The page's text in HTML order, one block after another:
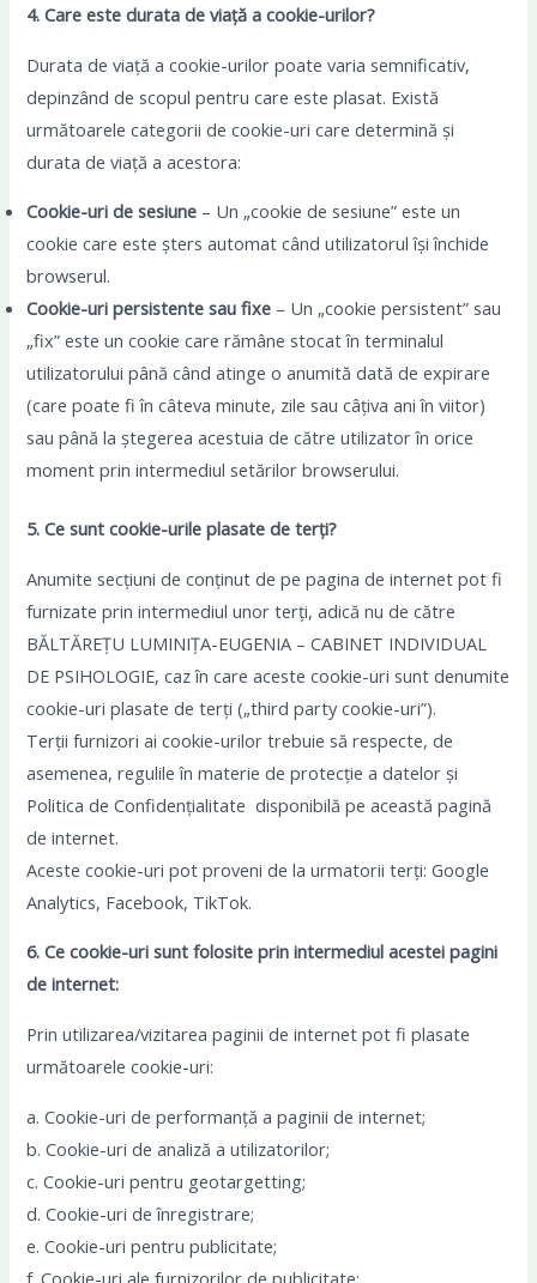
4. Care este durata de viață a cookie-urilor?
Durata de viață a cookie-urilor poate varia semnificativ,
depinzând de scopul pentru care este plasat. Există
următoarele categorii de cookie-uri care determină și
durata de viață a acestora:
Cookie-uri de sesiune – Un „cookie de sesiune” este un
cookie care este șters automat când utilizatorul își închide
browserul.
Cookie-uri persistente sau fixe – Un „cookie persistent” sau
„fix” este un cookie care rămâne stocat în terminalul
utilizatorului până când atinge o anumită dată de expirare
(care poate fi în câteva minute, zile sau câțiva ani în viitor)
sau până la ștegerea acestuia de către utilizator în orice
moment prin intermediul setărilor browserului.
5. Ce sunt cookie-urile plasate de terți?
Anumite secțiuni de conținut de pe pagina de internet pot fi
furnizate prin intermediul unor terți, adică nu de către
BĂLTĂREȚU LUMINIȚA-EUGENIA – CABINET INDIVIDUAL
DE PSIHOLOGIE, caz în care aceste cookie-uri sunt denumite
cookie-uri plasate de terți („third party cookie-uri”).
Terții furnizori ai cookie-urilor trebuie să respecte, de
asemenea, regulile în materie de protecție a datelor și
Politica de Confidențialitate disponibilă pe această pagină
de internet.
Aceste cookie-uri pot proveni de la urmatorii terți: Google
Analytics, Facebook, TikTok.
6. Ce cookie-uri sunt folosite prin intermediul acestei pagini
de internet:
Prin utilizarea/vizitarea paginii de internet pot fi plasate
următoarele cookie-uri:
a. Cookie-uri de performanță a paginii de internet;
b. Cookie-uri de analiză a utilizatorilor;
c. Cookie-uri pentru geotargetting;
d. Cookie-uri de înregistrare;
e. Cookie-uri pentru publicitate;
f. Cookie-uri ale furnizorilor de publicitate;